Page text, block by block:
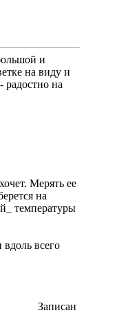
и
на виду и
радостно на
Мерять ее
на
температуры
всего
Записан